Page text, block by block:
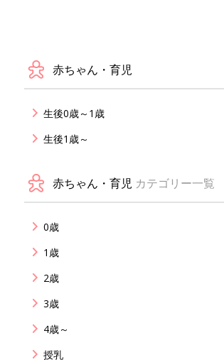
赤ちゃん・育児
生後0歳～1歳
生後1歳～
赤ちゃん・育児 カテゴリー一覧
0歳
1歳
2歳
3歳
4歳～
授乳